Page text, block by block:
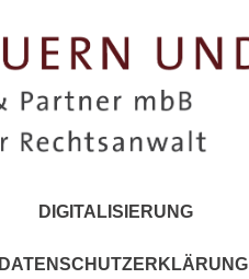
DIGITALISIERUNG
DATENSCHUTZERKLÄRUNG